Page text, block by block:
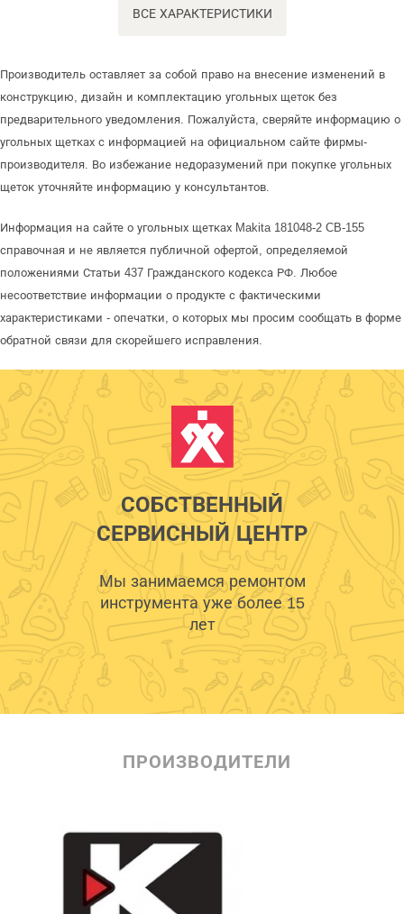
ВСЕ ХАРАКТЕРИСТИКИ
Производитель оставляет за собой право на внесение изменений в
конструкцию, дизайн и комплектацию угольных щеток без
предварительного уведомления. Пожалуйста, сверяйте информацию о
угольных щетках с информацией на официальном сайте фирмы-
производителя. Во избежание недоразумений при покупке угольных
щеток уточняйте информацию у консультантов.
Информация на сайте о угольных щетках Makita 181048-2 CB-155
справочная и не является публичной офертой, определяемой
положениями Статьи 437 Гражданского кодекса РФ. Любое
несоответствие информации о продукте с фактическими
характеристиками - опечатки, о которых мы просим сообщать в форме
обратной связи для скорейшего исправления.
СОБСТВЕННЫЙ
СЕРВИСНЫЙ ЦЕНТР
Мы занимаемся ремонтом
инструмента уже более 15
лет
ПРОИЗВОДИТЕЛИ